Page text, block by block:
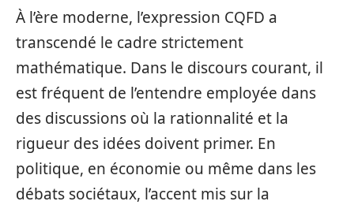
À l’ère moderne, l’expression CQFD a
transcendé le cadre strictement
mathématique. Dans le discours courant, il
est fréquent de l’entendre employée dans
des discussions où la rationnalité et la
rigueur des idées doivent primer. En
politique, en économie ou même dans les
débats sociétaux, l’accent mis sur la